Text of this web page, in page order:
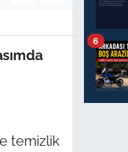
temizlik
6